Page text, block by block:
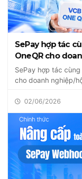
SePay hợp tác
OneQR cho
SePay hợp tác
cho doanh nghiệp/
02/06/2026